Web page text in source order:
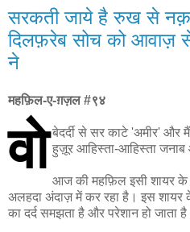
सरकती जाये है रुख से
दिलफ़रेब सोच को आवाज़
ने
महफ़िल-ए-ग़ज़ल #९४
वो बेदर्दी से सर काटे 'अमीर' और
हुज़ूर आहिस्ता-आहिस्ता जनाब
आज की महफ़िल इसी शायर के
अलहदा अंदाज़ में कर रहा है। इस शायर
का दर्द समझता है और परेशान हो जाता